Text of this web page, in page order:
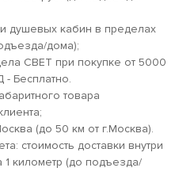
душевых кабин в пределах
дома);
СВЕТ при покупке от 5000
Бесплатно.
товара
(до 50 км от г.Москва).
стоимость доставки внутри
километр (до подъезда/